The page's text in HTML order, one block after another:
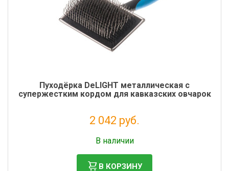
Пуходёрка DeLIGHT металлическая с
супержестким кордом для кавказских овчарок
2 042 руб.
В наличии
В КОРЗИНУ